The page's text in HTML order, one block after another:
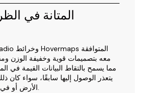
المتانة في
معه بتصميمات قوية وخفيفة الوزن
يتعذر الوصول إليها سابقًا، سواء
الأرض أو في الداخل أو في الخارج.